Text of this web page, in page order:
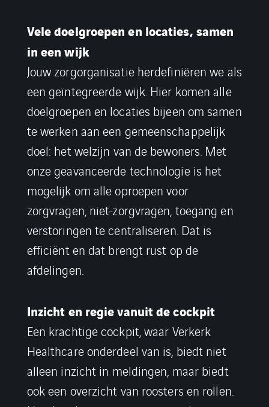
Vele doelgroepen en locaties, samen
in een wijk
Jouw zorgorganisatie herdefiniëren we als
een geïntegreerde wijk. Hier komen alle
doelgroepen en locaties bijeen om samen
te werken aan een gemeenschappelijk
doel: het welzijn van de bewoners. Met
onze geavanceerde technologie is het
mogelijk om alle oproepen voor
zorgvragen, niet-zorgvragen, toegang en
verstoringen te centraliseren. Dat is
efficiënt en dat brengt rust op de
afdelingen.
Inzicht en regie vanuit de cockpit
Een krachtige cockpit, waar Verkerk
Healthcare onderdeel van is, biedt niet
alleen inzicht in meldingen, maar biedt
ook een overzicht van roosters en rollen.